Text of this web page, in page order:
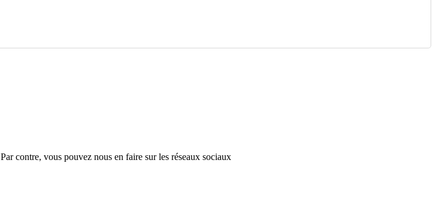
Par contre, vous pouvez nous en faire sur les réseaux sociaux